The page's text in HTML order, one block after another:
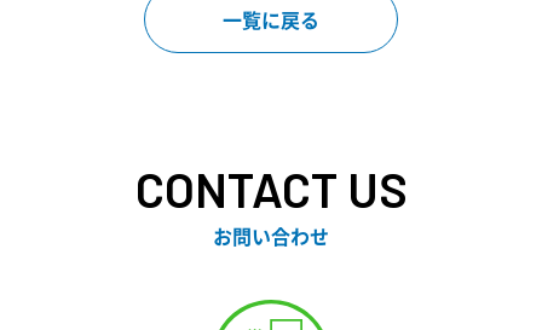
一覧に戻る
CONTACT US
お問い合わせ